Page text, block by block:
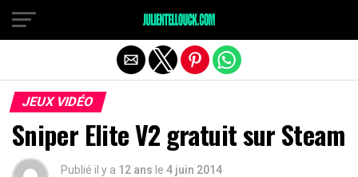
JEUX VIDÉO
Sniper Elite V2 gratuit sur Steam
Publié il y a 12 ans le 4 juin 2014